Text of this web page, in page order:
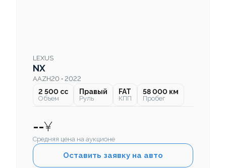
LEXUS
NX
AAZH20 • 2022
2 500 cc
Объем
Правый
Руль
FAT
КПП
58 000 км
Пробег
--¥
Средняя цена на аукционе
Оставить заявку на авто